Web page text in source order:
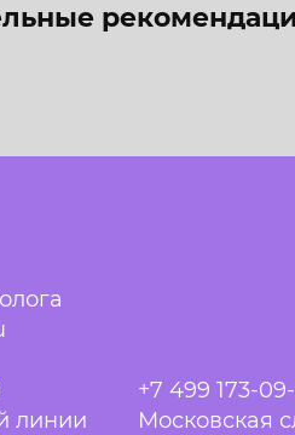
линии
+7 499 173-
Московская